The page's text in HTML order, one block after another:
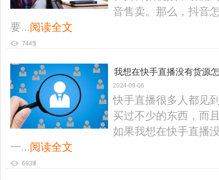
音售卖。那么，抖音
要...阅读全文
7445
我想在快手直播没有货源
2024-09-06
快手直播很多人都见
买过不少的东西，而
如果我想在快手直播
一...阅读全文
6939